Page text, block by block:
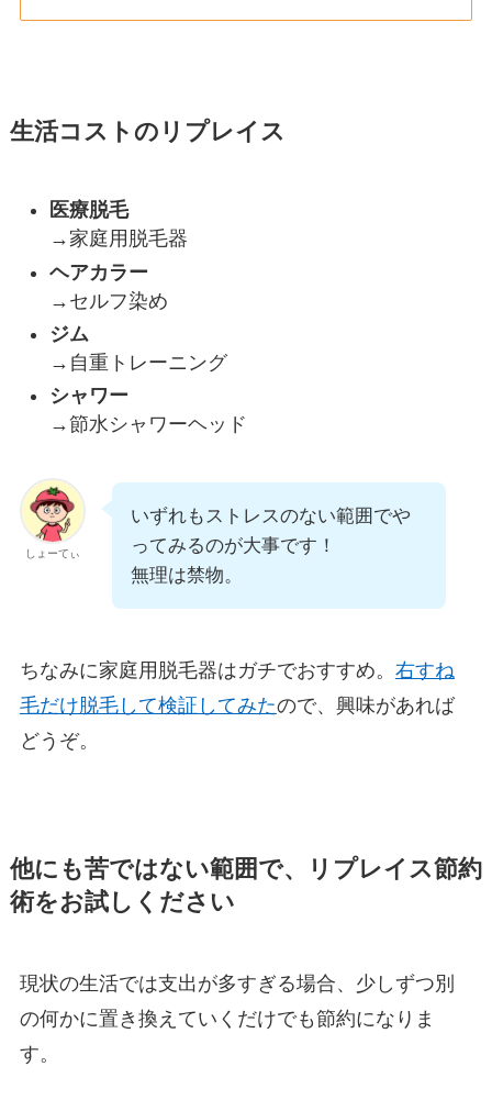
生活コストのリプレイス
医療脱毛
→家庭用脱毛器
ヘアカラー
→セルフ染め
ジム
→自重トレーニング
シャワー
→節水シャワーヘッド
しょーてぃ
いずれもストレスのない範囲でや
ってみるのが大事です！
無理は禁物。
ちなみに家庭用脱毛器はガチでおすすめ。 右すね
毛だけ脱毛して検証してみたので、興味があれば
どうぞ。
他にも苦ではない範囲で、リプレイス節約
術をお試しください
現状の生活では支出が多すぎる場合、少しずつ別
の何かに置き換えていくだけでも節約になりま
す。